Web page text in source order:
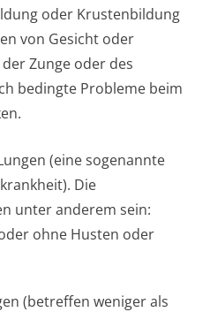
oder Krustenbildung
von Gesicht oder
Zunge oder des
bedingte Probleme beim
(eine sogenannte
Die
unter anderem sein:
ohne Husten oder
(betreffen weniger als